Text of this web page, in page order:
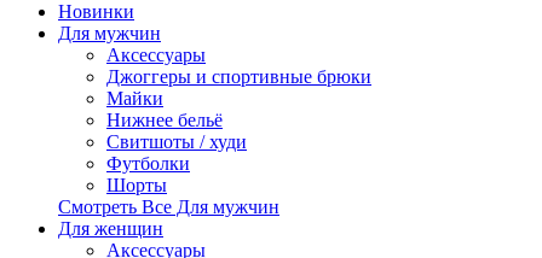
Новинки
Для мужчин
Аксессуары
Джоггеры и спортивные брюки
Майки
Нижнее бельё
Свитшоты / худи
Футболки
Шорты
Смотреть Все Для мужчин
Для женщин
Аксессуары